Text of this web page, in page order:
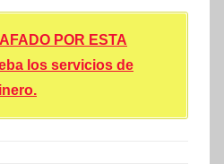
POR ESTA
los servicios de